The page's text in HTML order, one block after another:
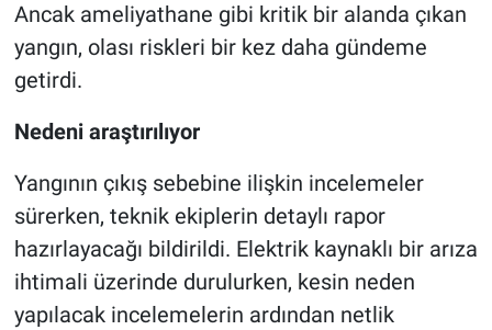
Ancak ameliyathane gibi kritik bir alanda çıkan
yangın, olası riskleri bir kez daha gündeme
getirdi.
Nedeni araştırılıyor
Yangının çıkış sebebine ilişkin incelemeler
sürerken, teknik ekiplerin detaylı rapor
hazırlayacağı bildirildi. Elektrik kaynaklı bir arıza
ihtimali üzerinde durulurken, kesin neden
yapılacak incelemelerin ardından netlik